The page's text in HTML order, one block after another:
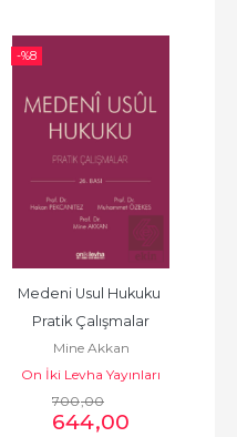
-%8
Medeni Usul Hukuku
Pratik Çalışmalar
Mine Akkan
On İki Levha Yayınları
700,00
644,00